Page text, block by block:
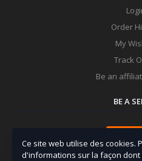
Order
My
Track
Be an
BE A
Ce site web utilise des cookies.
d'informations sur la façon dont